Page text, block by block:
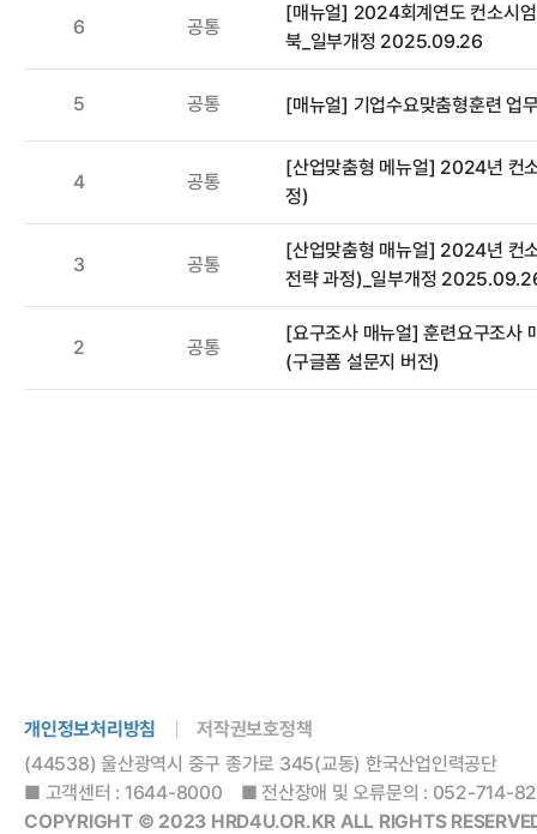
6 공통
[매뉴얼] 2024회계연도 컨소시
북_일부개정 2025.09.26
5 공통 [매뉴얼] 기업수요맞춤형훈련 업
4 공통
[산업맞춤형 메뉴얼] 2024년 컨
정)
3 공통
[산업맞춤형 매뉴얼] 2024년 컨
전략 과정)_일부개정
2 공통
[요구조사 매뉴얼] 훈련요구조
(구글폼 설문지 버전)
개인정보처리방침
저작권보호정책
(44538) 울산광역시 중구 종가로 345(교동) 한국산업인력공단
■ 고객센터 : 1644-8000 ■ 전산장애 및 오류문의 : 052-714-
COPYRIGHT © 2023 HRD4U.OR.KR ALL RIGHTS